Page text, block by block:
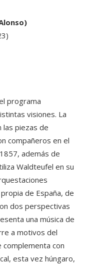
programa
visiones. La
piezas de
compañeros en el
además de
Waldteufel en su
de España, de
dos perspectivas
una música de
a motivos del
complementa con
esta vez húngaro,